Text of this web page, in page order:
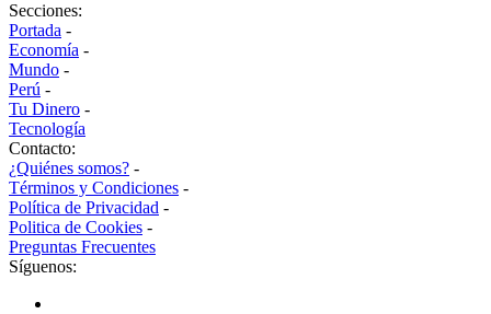
Secciones:
Portada -
Economía -
Mundo -
Perú -
Tu Dinero -
Tecnología
Contacto:
¿Quiénes somos? -
Términos y Condiciones -
Política de Privacidad -
Politica de Cookies -
Preguntas Frecuentes
Síguenos: